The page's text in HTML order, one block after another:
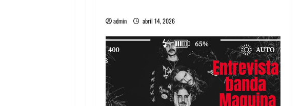
admin abril 14, 2026